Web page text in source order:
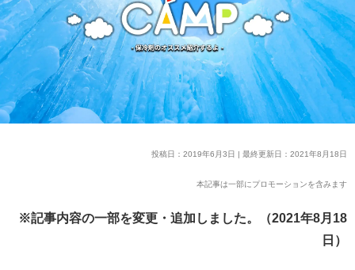
投稿日：2019年6月3日 | 最終更新日：2021年8月18日
本記事は一部にプロモーションを含みます
※記事内容の一部を変更・追加しました。（2021年8月18
日）